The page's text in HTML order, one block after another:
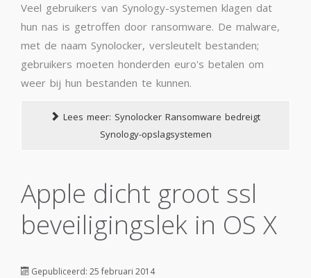
Veel gebruikers van Synology-systemen klagen dat
hun nas is getroffen door ransomware. De malware,
met de naam Synolocker, versleutelt bestanden;
gebruikers moeten honderden euro's betalen om
weer bij hun bestanden te kunnen.
Lees meer: Synolocker Ransomware bedreigt
Synology-opslagsystemen
Apple dicht groot ssl
beveiligingslek in OS X
Gepubliceerd: 25 februari 2014